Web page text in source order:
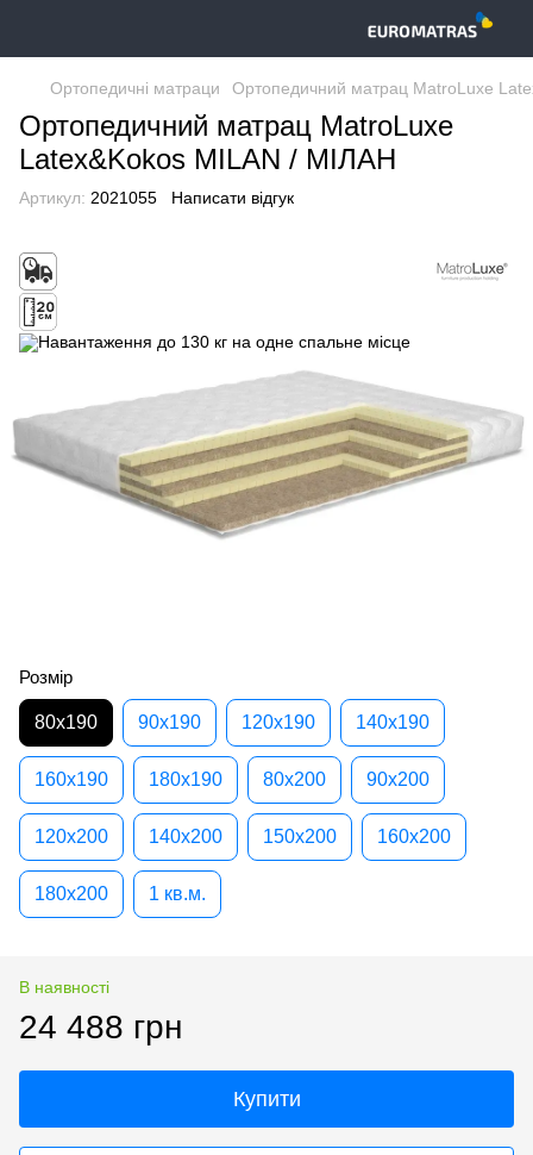
Ортопедичні матраци Ортопедичний матрац MatroLuxe
Ортопедичний матрац MatroLuxe
Latex&Kokos MILAN / МІЛАН
Артикул: 2021055 Написати відгук
Розмір
80х190 90х190 120х190 140х190
160х190 180х190 80х200 90х200
120х200 140х200 150х200 160х200
180х200 1 кв.м.
В наявності
24 488 грн
Купити